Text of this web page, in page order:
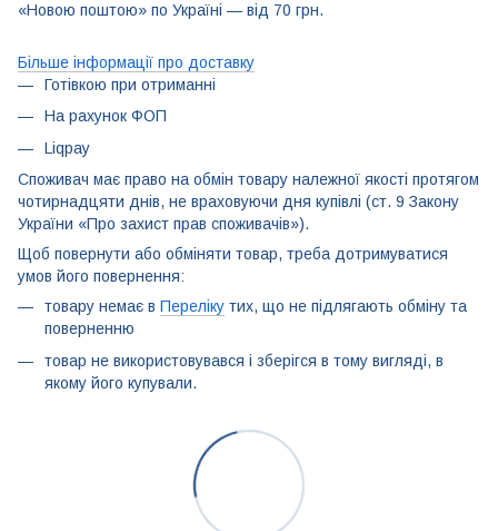
«Новою поштою» по Україні — від 70 грн.
Більше інформації про доставку
Готівкою при отриманні
На рахунок ФОП
Liqpay
Споживач має право на обмін товару належної якості протягом
чотирнадцяти днів, не враховуючи дня купівлі (ст. 9 Закону
України «Про захист прав споживачів»).
Щоб повернути або обміняти товар, треба дотримуватися
умов його повернення:
товару немає в Переліку тих, що не підлягають обміну та
поверненню
товар не використовувався і зберігся в тому вигляді, в
якому його купували.